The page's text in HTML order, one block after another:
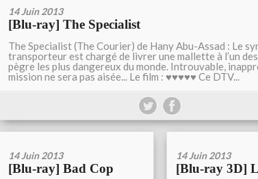
14 Juin 2013
[Blu-ray] The Specialist
The Specialist (The Courier) de Hany Abu-Assad : Le
transporteur est chargé de livrer une mallette à l’un
pègre les plus dangereux du monde. Introuvable,
mission ne sera pas aisée... Le film : ♥♥♥♥♥ Ce DTV...
14 Juin 2013
[Blu-ray] Bad Cop
14 Juin 2013
[Blu-ray 3D]